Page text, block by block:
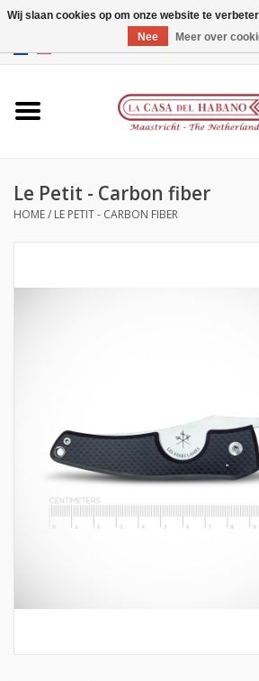
CNY/HKD
Humidors
Over ons
Contact
Le Petit - Carbon fiber
HOME/ LE PETIT - CARBON FIBER
Wij slaan cookies op om onze website te
Nee
Meer over